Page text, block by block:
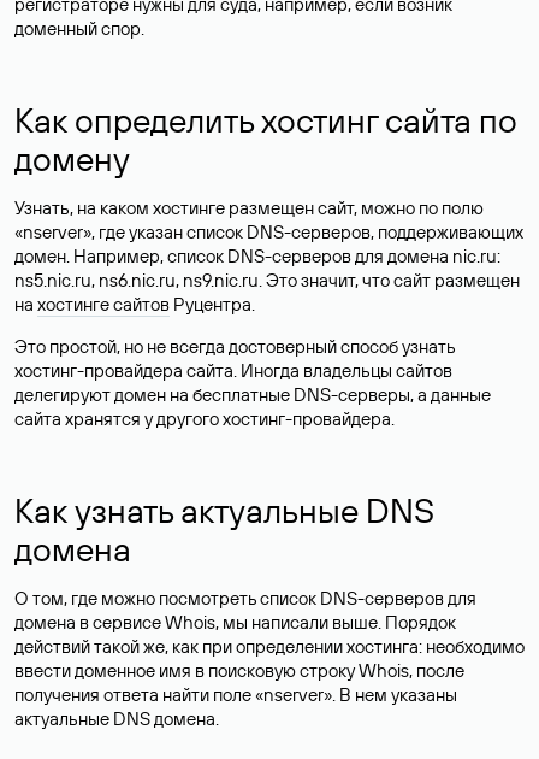
доменный спор.
Как определить хостинг сайта по
домену
Узнать, на каком хостинге размещен сайт, можно по полю
«nserver», где указан список DNS-серверов, поддерживающих
домен. Например, список DNS-серверов для домена nic.ru:
ns5.nic.ru, ns6.nic.ru, ns9.nic.ru. Это значит, что сайт размещен
на хостинге сайтов Руцентра.
Это простой, но не всегда достоверный способ узнать
хостинг-провайдера сайта. Иногда владельцы сайтов
делегируют домен на бесплатные DNS-серверы, а данные
сайта хранятся у другого хостинг-провайдера.
Как узнать актуальные DNS
домена
О том, где можно посмотреть список DNS-серверов для
домена в сервисе Whois, мы написали выше. Порядок
действий такой же, как при определении хостинга: необходимо
ввести доменное имя в поисковую строку Whois, после
получения ответа найти поле «nserver». В нем указаны
актуальные DNS домена.